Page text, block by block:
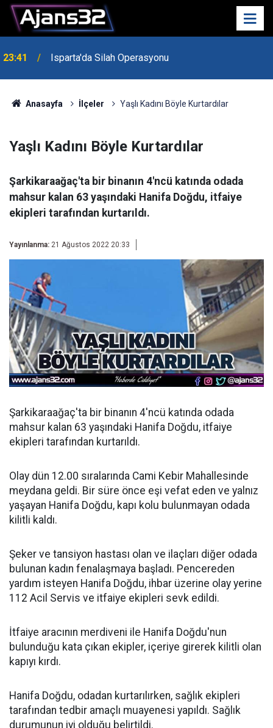
23:21
6 Mart Spor Salonu Yeniden Yükseliyor
Anasayfa İlçeler Yaşlı Kadını Böyle Kurtardılar
Yaşlı Kadını Böyle Kurtardılar
Şarkikaraağaç'ta bir binanın 4'ncü katında odada
mahsur kalan 63 yaşındaki Hanifa Doğdu, itfaiye
ekipleri tarafından kurtarıldı.
Yayınlanma: 21 Ağustos 2022 20:33
Şarkikaraağaç'ta bir binanın 4'ncü katında odada
mahsur kalan 63 yaşındaki Hanifa Doğdu, itfaiye
ekipleri tarafından kurtarıldı.
Olay dün 12.00 sıralarında Cami Kebir Mahallesinde
meydana geldi. Bir süre önce eşi vefat eden ve yalnız
yaşayan Hanifa Doğdu, kapı kolu bulunmayan odada
kilitli kaldı.
Şeker ve tansiyon hastası olan ve ilaçları diğer odada
bulunan kadın fenalaşmaya başladı. Pencereden
yardım isteyen Hanifa Doğdu, ihbar üzerine olay yerine
112 Acil Servis ve itfaiye ekipleri sevk edildi.
İtfaiye aracının merdiveni ile Hanifa Doğdu'nun
bulunduğu kata çıkan ekipler, içeriye girerek kilitli olan
kapıyı kırdı.
Hanifa Doğdu, odadan kurtarılırken, sağlık ekipleri
tarafından tedbir amaçlı muayenesi yapıldı. Sağlık
durumunun iyi olduğu belirtildi.